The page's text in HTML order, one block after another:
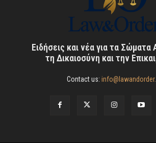
Ειδήσεις και νέα για τα Σώματα
τη Δικαιοσύνη και την
Contact us: